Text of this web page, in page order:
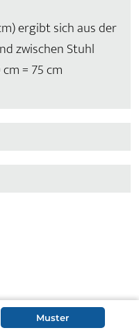
ergibt sich aus der
zwischen Stuhl
= 75 cm
Sondre auf einem
Muster